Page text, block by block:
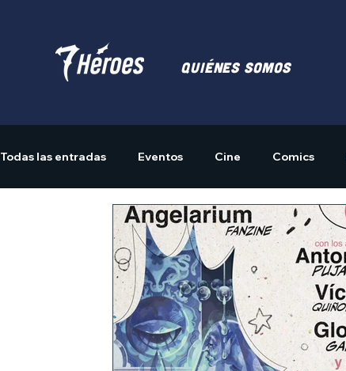
Quiénes somos
Todas las entradas Eventos Cine Comics
Merchandising